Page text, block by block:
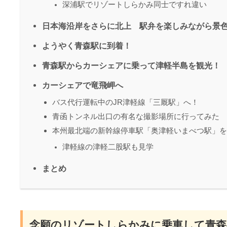
深浦駅でリゾートしらかみ同士ですれ違い
日本海沿岸をさらに北上 駅弁を楽しみながら景
ようやく青森駅に到着！
青森駅からカーシェアに乗って津軽半島を観光！
カーシェアで竜飛岬へ
バス代行運転中のJR津軽線「三厩駅」へ！
青函トンネル出口の有名な撮影場所に行ってみた
本州最北端の新幹線停車駅「奥津軽いまべつ駅」
津軽線の津軽二股駅も見学
まとめ